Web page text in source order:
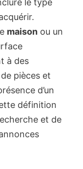
le type
maison ou un
à des
pièces et
d’un
définition
et de